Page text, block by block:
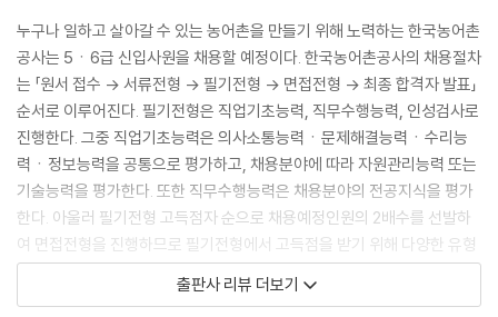
누구나 일하고 살아갈 수 있는 농어촌을 만들기 위해 노력하는 한국농어촌
공사는 5ㆍ6급 신입사원을 채용할 예정이다. 한국농어촌공사의 채용절차
는 「원서 접수 → 서류전형 → 필기전형 → 면접전형 → 최종 합격자 발표」
순서로 이루어진다. 필기전형은 직업기초능력, 직무수행능력, 인성검사로
진행한다. 그중 직업기초능력은 의사소통능력ㆍ문제해결능력ㆍ수리능
력ㆍ정보능력을 공통으로 평가하고, 채용분야에 따라 자원관리능력 또는
기술능력을 평가한다. 또한 직무수행능력은 채용분야의 전공지식을 평가
한다. 아울러 필기전형 고득점자 순으로 채용예정인원의 2배수를 선발하
여 면접전형을 진행하므로 필기전형에서 고득점을 받기 위해 다양한 유형
에 대한 폭넓은 학습과 문제풀이능력을 높이는 등 철저한 준비가 필요하
출판사 리뷰 더보기